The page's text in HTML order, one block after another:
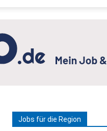
Jobs für die Region